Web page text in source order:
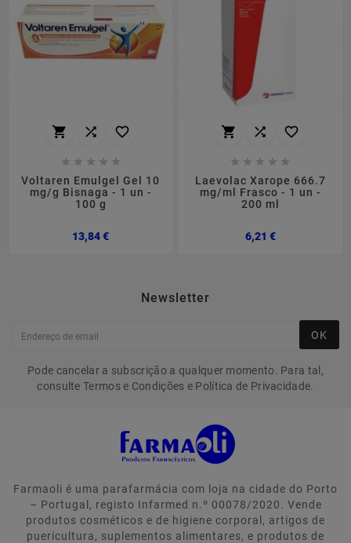
  
    
Voltaren Emulgel Gel 10
mg/g Bisnaga - 1 un -
100 g
13,84 €Preço
  
    
Laevolac Xarope 666.7
mg/ml Frasco - 1 un -
200 ml
6,21 €Preço
Newsletter
OK
Pode cancelar a subscrição a qualquer momento. Para tal,
consulte Termos e Condições e Política de Privacidade.
Farmaoli é uma parafarmácia com loja na cidade do Porto
– Portugal, registo Infarmed n.º 00078/2020. Vende
produtos cosméticos e de higiene corporal, artigos de
puericultura, suplementos alimentares, e produtos de